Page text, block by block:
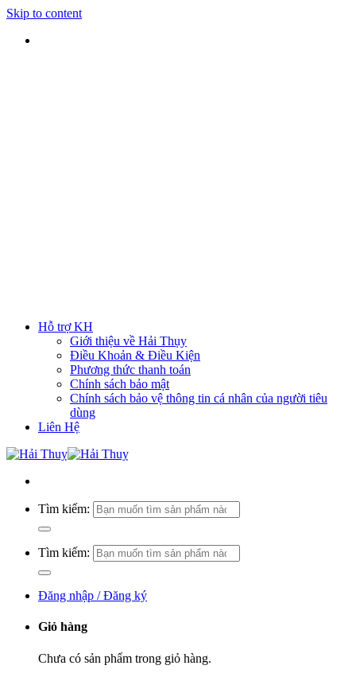
Skip to content
Hỗ trợ KH
Giới thiệu về Hải Thụy
Điều Khoản & Điều Kiện
Phương thức thanh toán
Chính sách bảo mật
Chính sách bảo vệ thông tin cá nhân của người tiêu
dùng
Liên Hệ
Tìm kiếm:
Tìm kiếm:
Đăng nhập / Đăng ký
Giỏ hàng
Chưa có sản phẩm trong giỏ hàng.